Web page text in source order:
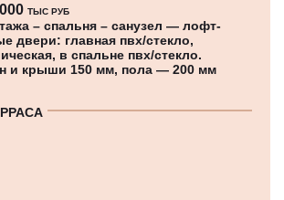
ТЫС РУБ
– спальня – санузел — лофт-
двери: главная пвх/стекло,
в спальне пвх/стекло.
и крыши 150 мм, пола — 200 мм